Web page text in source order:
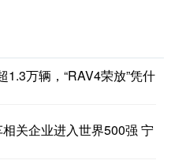
万辆，“RAV4荣放”凭什
关企业进入世界500强 宁